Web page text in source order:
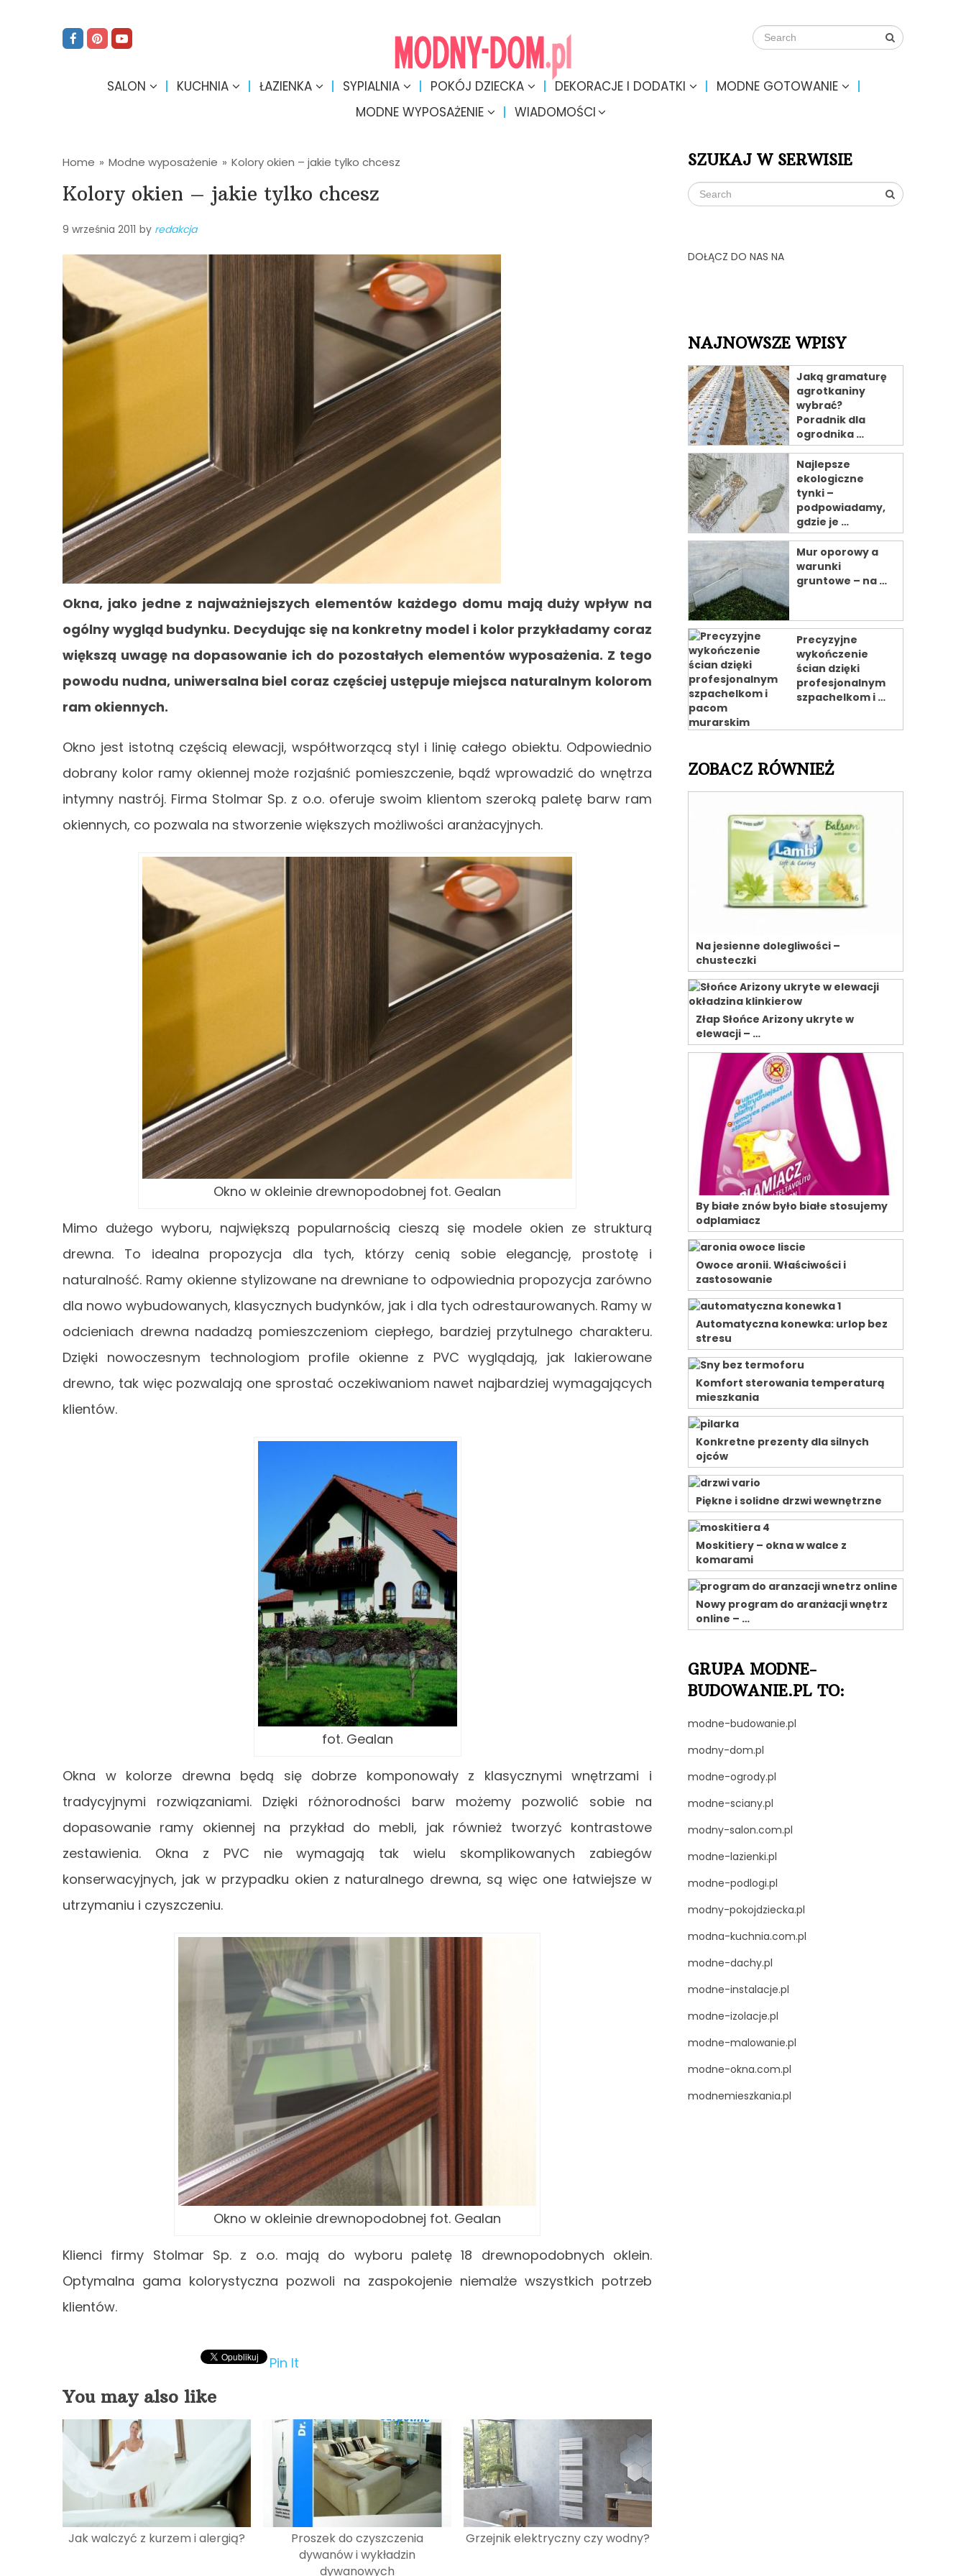
SALON KUCHNIA ŁAZIENKA SYPIALNIA POKÓJ DZIECKA DEKORACJE I DODATKI
MODNE GOTOWANIE
MODNE WYPOSAŻENIE
WIADOMOŚCI
Home » Modne wyposażenie » Kolory okien – jakie tylko chcesz
Kolory okien – jakie tylko chcesz
9 września 2011 by redakcja
Okna, jako jedne z najważniejszych elementów każdego domu mają duży wpływ na
ogólny wygląd budynku. Decydując się na konkretny model i kolor przykładamy coraz
większą uwagę na dopasowanie ich do pozostałych elementów wyposażenia. Z tego
powodu nudna, uniwersalna biel coraz częściej ustępuje miejsca naturalnym kolorom
ram okiennych.
Okno jest istotną częścią elewacji, współtworzącą styl i linię całego obiektu. Odpowiednio
dobrany kolor ramy okiennej może rozjaśnić pomieszczenie, bądź wprowadzić do wnętrza
intymny nastrój. Firma Stolmar Sp. z o.o. oferuje swoim klientom szeroką paletę barw ram
okiennych, co pozwala na stworzenie większych możliwości aranżacyjnych.
Okno w okleinie drewnopodobnej fot. Gealan
Mimo dużego wyboru, największą popularnością cieszą się modele okien ze strukturą
drewna. To idealna propozycja dla tych, którzy cenią sobie elegancję, prostotę i
naturalność. Ramy okienne stylizowane na drewniane to odpowiednia propozycja zarówno
dla nowo wybudowanych, klasycznych budynków, jak i dla tych odrestaurowanych. Ramy w
odcieniach drewna nadadzą pomieszczeniom ciepłego, bardziej przytulnego charakteru.
Dzięki nowoczesnym technologiom profile okienne z PVC wyglądają, jak lakierowane
drewno, tak więc pozwalają one sprostać oczekiwaniom nawet najbardziej wymagających
klientów.
fot. Gealan
Okna w kolorze drewna będą się dobrze komponowały z klasycznymi wnętrzami i
tradycyjnymi rozwiązaniami. Dzięki różnorodności barw możemy pozwolić sobie na
dopasowanie ramy okiennej na przykład do mebli, jak również tworzyć kontrastowe
zestawienia. Okna z PVC nie wymagają tak wielu skomplikowanych zabiegów
konserwacyjnych, jak w przypadku okien z naturalnego drewna, są więc one łatwiejsze w
utrzymaniu i czyszczeniu.
Okno w okleinie drewnopodobnej fot. Gealan
Klienci firmy Stolmar Sp. z o.o. mają do wyboru paletę 18 drewnopodobnych oklein.
Optymalna gama kolorystyczna pozwoli na zaspokojenie niemalże wszystkich potrzeb
klientów.
Pin It
You may also like
Jak walczyć z kurzem i alergią?
Proszek do czyszczenia
dywanów i wykładzin
dywanowych
Grzejnik elektryczny czy wodny?
SZUKAJ W SERWISIE
DOŁĄCZ DO NAS NA
NAJNOWSZE WPISY
Jaką gramaturę
agrotkaniny
wybrać?
Poradnik dla
ogrodnika …
Najlepsze
ekologiczne
tynki –
podpowiadamy,
gdzie je …
Mur oporowy a
warunki
gruntowe – na …
Precyzyjne
wykończenie
ścian dzięki
profesjonalnym
szpachelkom i …
ZOBACZ RÓWNIEŻ
Na jesienne dolegliwości –
chusteczki
Złap Słońce Arizony ukryte w
elewacji – …
By białe znów było białe stosujemy
odplamiacz
Owoce aronii. Właściwości i
zastosowanie
Automatyczna konewka: urlop bez
stresu
Komfort sterowania temperaturą
mieszkania
Konkretne prezenty dla silnych
ojców
Piękne i solidne drzwi wewnętrzne
Moskitiery – okna w walce z
komarami
Nowy program do aranżacji wnętrz
online – …
GRUPA MODNE-
BUDOWANIE.PL TO:
modne-budowanie.pl
modny-dom.pl
modne-ogrody.pl
modne-sciany.pl
modny-salon.com.pl
modne-lazienki.pl
modne-podlogi.pl
modny-pokojdziecka.pl
modna-kuchnia.com.pl
modne-dachy.pl
modne-instalacje.pl
modne-izolacje.pl
modne-malowanie.pl
modne-okna.com.pl
modnemieszkania.pl